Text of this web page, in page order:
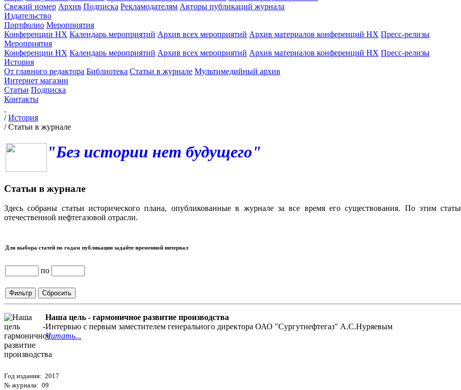
Свежий номер Архив Подписка Рекламодателям Авторы публикаций журнала
Издательство
Портфолио Мероприятия
Конференции НХ Календарь мероприятий Архив всех мероприятий Архив материалов конференций НХ Пресс-релизы
Мероприятия
Конференции НХ Календарь мероприятий Архив всех мероприятий Архив материалов конференций НХ Пресс-релизы
История
От главного редактора Библиотека Статьи в журнале Мультимедийный архив
Интернет магазин
Статьи Подписка
Контакты
/История
/Статьи в журнале
"Без истории нет будущего"
Статьи в журнале
Здесь собраны статьи исторического плана, опубликованные в журнале за все время его существования. По этим
отечественной нефтегазовой отрасли.
Для выбора статей по годам публикации задайте временной интервал
по
Наша цель - гармоничное развитие производства
Интервью с первым заместителем генерального директора ОАО "Сургутнефтегаз" А.С.Нуряевым
Читать...
Год издания: 2017
№ журнала: 09